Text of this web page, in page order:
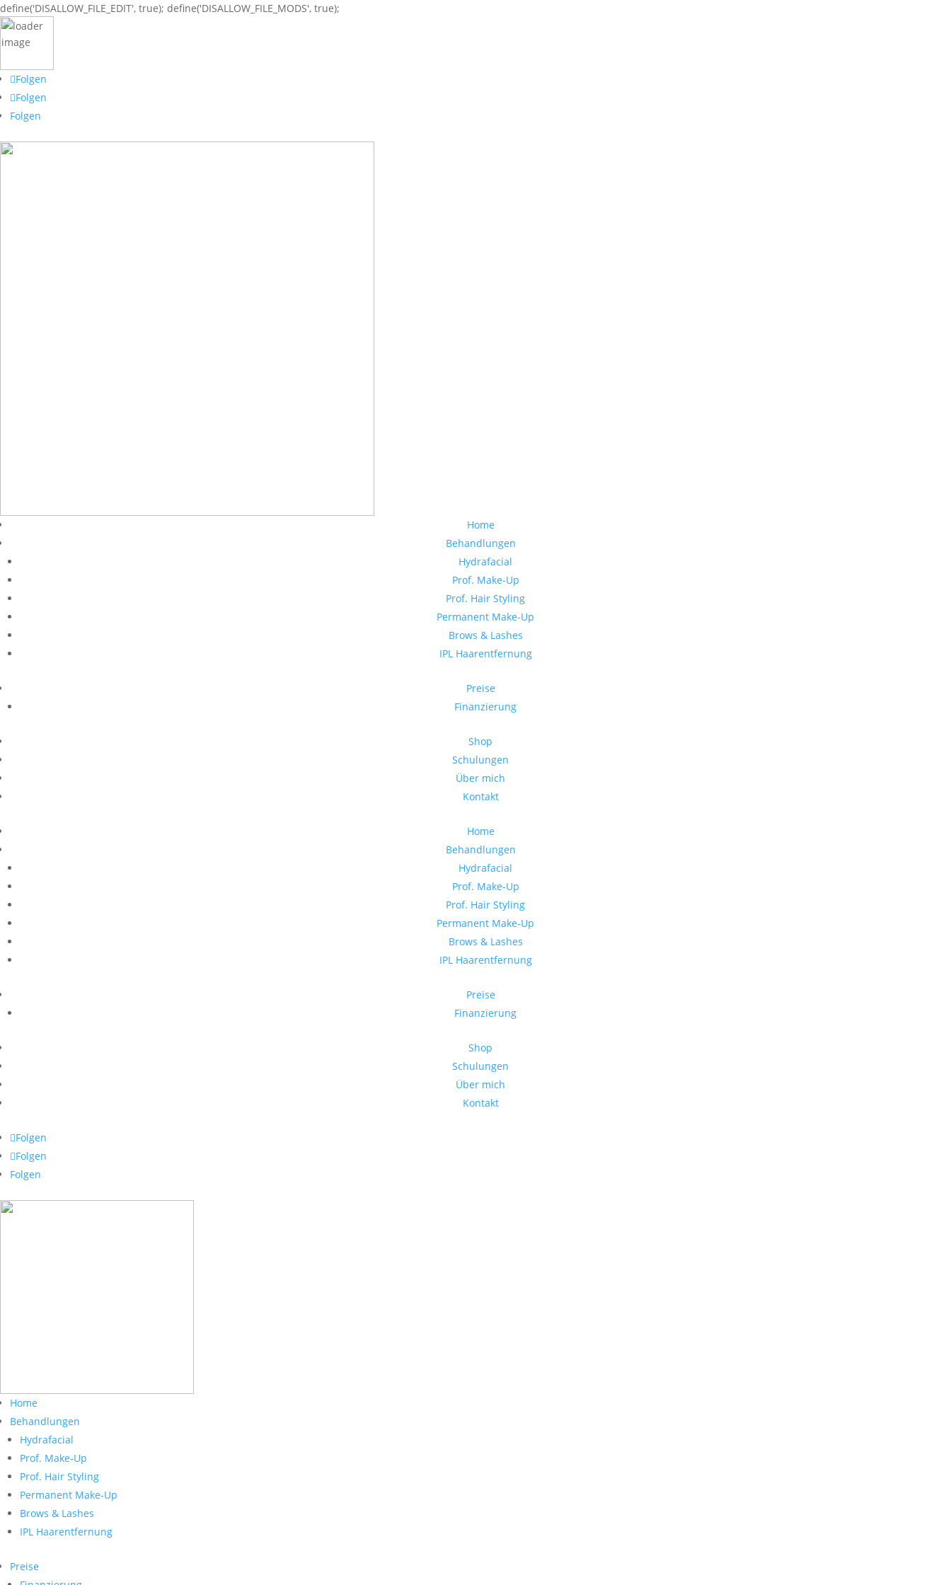
define('DISALLOW_FILE_EDIT', true); define('DISALLOW_FILE_MODS', true);
Folgen
Folgen
Folgen
Home
Behandlungen
Hydrafacial
Prof. Make-Up
Prof. Hair Styling
Permanent Make-Up
Brows & Lashes
IPL Haarentfernung
Preise
Finanzierung
Shop
Schulungen
Über mich
Kontakt
Home
Behandlungen
Hydrafacial
Prof. Make-Up
Prof. Hair Styling
Permanent Make-Up
Brows & Lashes
IPL Haarentfernung
Preise
Finanzierung
Shop
Schulungen
Über mich
Kontakt
Folgen
Folgen
Folgen
Home
Behandlungen
Hydrafacial
Prof. Make-Up
Prof. Hair Styling
Permanent Make-Up
Brows & Lashes
IPL Haarentfernung
Preise